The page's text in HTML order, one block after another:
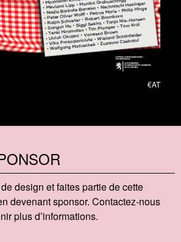
€AT
design et faites partie de cette
devenant sponsor. Contactez-nous
plus d’informations.